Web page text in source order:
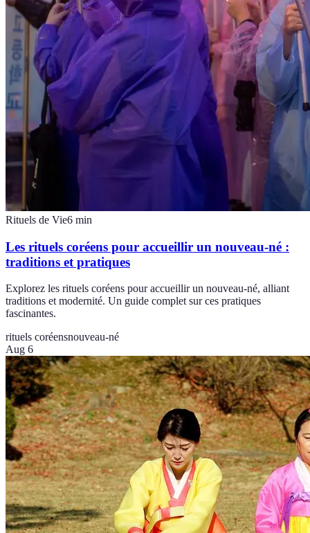
Rituels de Vie6 min
Les rituels coréens pour accueillir un nouveau-né :
traditions et pratiques
Explorez les rituels coréens pour accueillir un nouveau-né, alliant
traditions et modernité. Un guide complet sur ces pratiques
fascinantes.
rituels coréensnouveau-né
Aug 6